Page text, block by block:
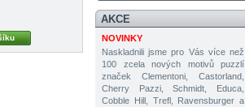
AKCE
NOVINKY
Naskladnili jsme pro Vás více než
100 zcela nových motivů puzzlí
značek Clementoni, Castorland,
Cherry Pazzi, Schmidt, Educa,
Cobble Hill, Trefl, Ravensburger a